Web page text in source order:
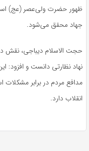
ظهور حضرت ولی‌عصر (عج) است
جهاد محقق می‌شود.
حجت الاسلام دیباجی، نقش
نهاد نظارتی دانست و افزود:
مدافع مردم در برابر
انقلاب دارد.